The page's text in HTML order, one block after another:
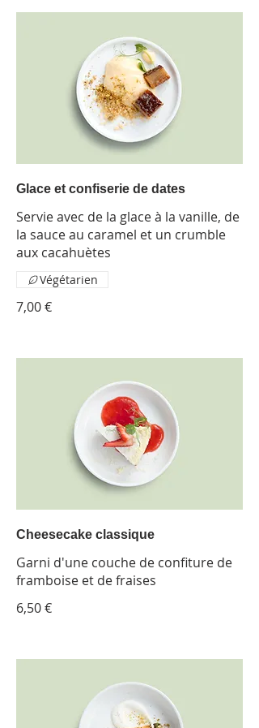
Glace et confiserie de dates
Servie avec de la glace à la vanille, de
la sauce au caramel et un crumble
aux cacahuètes
7,00 €
Végétarien
Cheesecake classique
Garni d'une couche de confiture de
framboise et de fraises
6,50 €